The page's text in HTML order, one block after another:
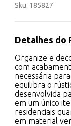
Sku. 185827
Detalhes do
Organize e
com
necessária
equilibra o
desenvolvida
em um único
residenciais
em material